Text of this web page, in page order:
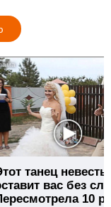
танец невесты
вас без
10